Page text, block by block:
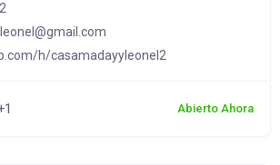
h/casamadayyleonel2
Abierto Ahora